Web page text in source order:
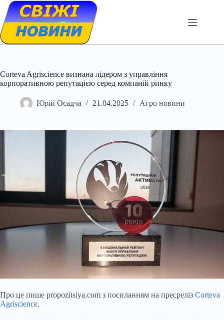
Skip
content
Corteva Agriscience визнана лідером з управління
корпоративною репутацією серед компаній ринку
Юрій Осадча 21.04.2025 Агро новини
Про це пише propozitsiya.com з посиланням на пресреліз Corteva
Agriscience.